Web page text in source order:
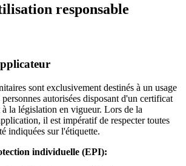
responsable
sont exclusivement destinés à un usage
autorisées disposant d'un certificat
la législation en vigueur. Lors de la
il est impératif de respecter toutes
indiquées sur l'étiquette.
individuelle (EPI):